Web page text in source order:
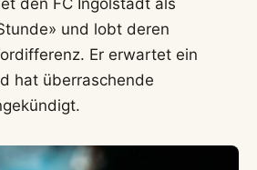
den FC Ingolstadt als
und lobt deren
Er erwartet ein
hat überraschende